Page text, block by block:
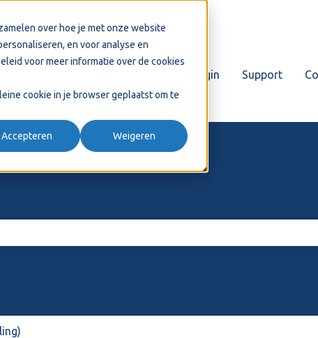
over hoe je met onze website
en voor analyse en
voor meer informatie over de cookies
cookie in je browser geplaatst om te
Accepteren Weigeren
Login Support